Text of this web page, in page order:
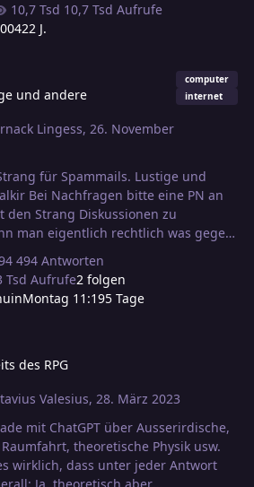
anseht oder über
sich eine Strangeröffnung nicht
10,7 Tsd Aufrufe
22 J.
und andere
Lingess, 26. November
computer
internet
den Strang Diskussionen zu
Account ist
ca. 1500!!!!! mails von ein und
den ich nicht kenne, zugeballert
man dagegen tun? Den angeblichen
ne böse mail und dann? Wer also
494 Antworten
Tsd Aufrufe2 folgen
Montag 11:195 Tage
des RPG
Valesius, 28. März 2023
mit ChatGPT über Ausserirdische,
theoretische Physik usw.
wirklich, dass unter jeder Antwort